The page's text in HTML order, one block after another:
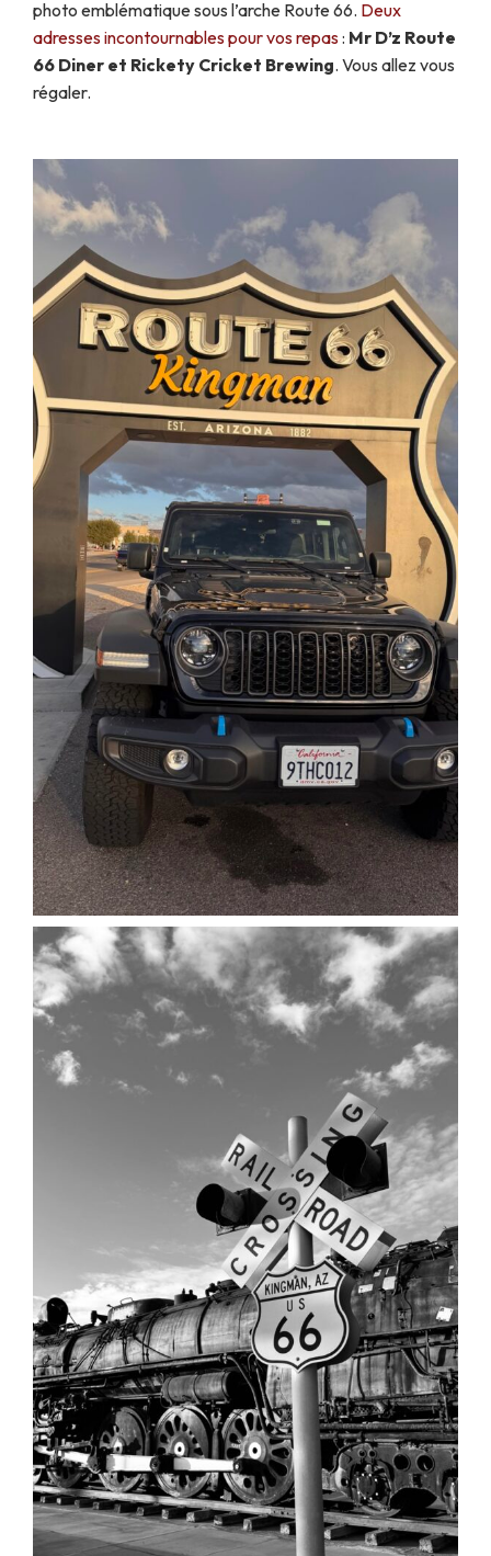
photo emblématique sous l’arche Route 66. Deux
adresses incontournables pour vos repas: Mr D’z Route
66 Diner et Rickety Cricket Brewing. Vous allez vous
régaler.